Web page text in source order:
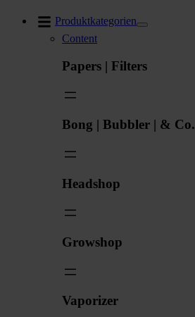
Produktkategorien
Content
Papers | Filters
Bong | Bubbler | & Co.
Headshop
Growshop
Vaporizer